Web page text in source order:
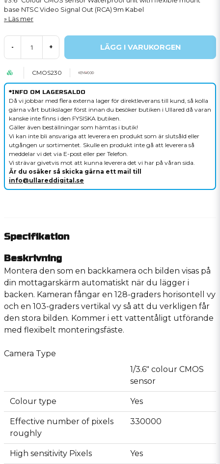
base NTSC Video Signal Out (RCA) 9m Kabel
Läs mer
- + LÄGG I VARUKORGEN
CMOS230
*INFO OM LAGERSALDO
Då vi jobbar med flera externa lager för direktleverans till kund, så kolla
gärna vårt butikslager först innan du besöker butiken i Ullared då varan
kanske inte finns i den FYSISKA butiken.
Gäller även beställningar som hämtas i butik!
Vi kan inte bli ansvariga att leverera en produkt som är slutsåld eller
utgången ur sortimentet. Skulle en produkt inte gå att leverera så
meddelar vi det via E-post eller per Telefon.
Vi strävar givetvis mot att kunna leverera det vi har på våran sida.
Är du osäker så skicka gärna ett mail till
info@ullareddigital.se
Beskrivning
Montera den som en backkamera och bilden visas på
din mottagarskärm automatiskt när du lägger i
backen. Kameran fångar en 128-graders horisontell vy
och en 103-graders vertikal vy så att du verkligen får
den stora bilden. Kommer i ett vattentåligt utförande
med flexibelt monteringsfäste.
Camera Type
1/3.6" colour CMOS
sensor
Colour type Yes
Effective number of pixels
roughly
330000
High sensitivity Pixels Yes
Specifikation